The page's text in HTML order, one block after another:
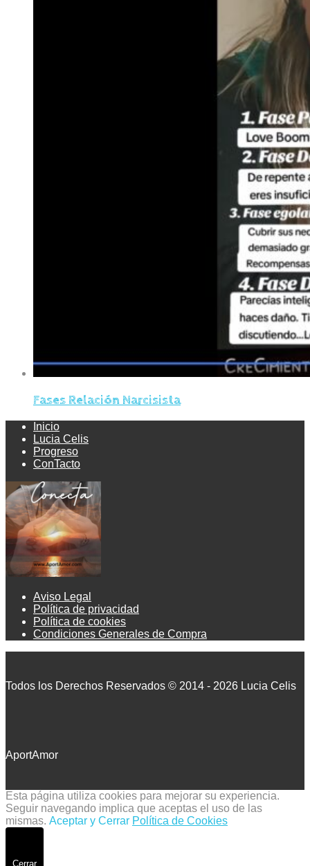
Fases Relación Narcisista
Inicio
Lucia Celis
Progreso
ConTacto
Aviso Legal
Política de privacidad
Política de cookies
Condiciones Generales de Compra
Todos los Derechos Reservados © 2014 - 2026 Lucia Celis
AportAmor
Esta página utiliza cookies para mejorar su experiencia.
Seguir navegando implica que aceptas el uso de las
mismas. Aceptar y Cerrar Política de Cookies
Cerrar